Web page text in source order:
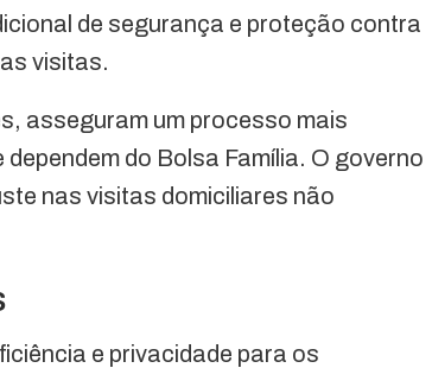
de segurança e proteção contra
visitas.
asseguram um processo mais
do Bolsa Família. O governo
nas visitas domiciliares não
e privacidade para os